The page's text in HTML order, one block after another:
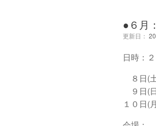
●６月
更新日：
日時：
８日(
９日(
１０日(